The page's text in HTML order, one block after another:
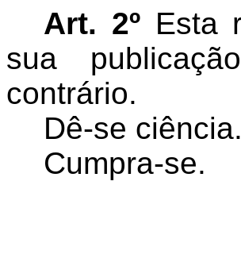
Art. 2º Esta
sua
contrário.
Dê-se ciência.
Cumpra-se.